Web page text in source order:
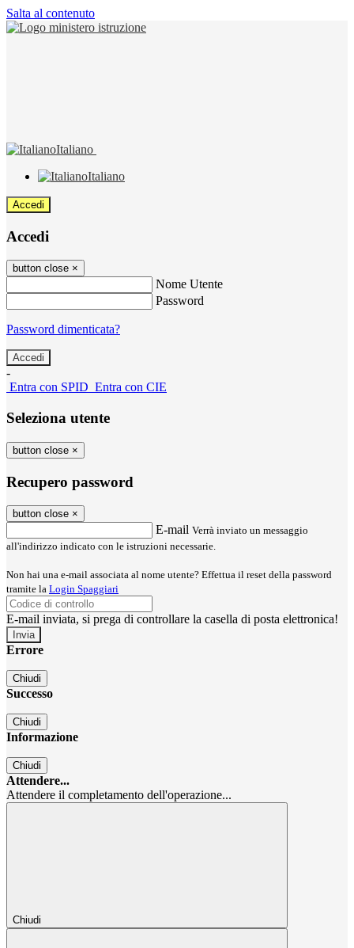
Salta al contenuto
Italiano
Italiano
Accedi
Accedi
button close ×
Nome Utente
Password
Password dimenticata?
-
Entra con SPID Entra con CIE
Seleziona utente
button close ×
Recupero password
button close ×
E-mail Verrà inviato un messaggio
all'indirizzo indicato con le istruzioni necessarie.
Non hai una e-mail associata al nome utente? Effettua il reset della password
tramite la Login Spaggiari
E-mail inviata, si prega di controllare la casella di posta elettronica!
Errore
Chiudi
Successo
Chiudi
Informazione
Chiudi
Attendere...
Attendere il completamento dell'operazione...
Chiudi